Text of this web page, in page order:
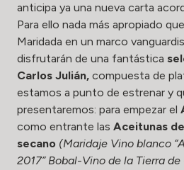
anticipa ya una nueva carta
Para ello nada más apropiado
Maridada en un marco
disfrutarán de una fantástica
Carlos Julián, compuesta de
estamos a punto de estrenar y
presentaremos: para empezar el
como entrante las Aceitunas
secano (Maridaje Vino blanco
2017” Bobal-Vino de la Tierra